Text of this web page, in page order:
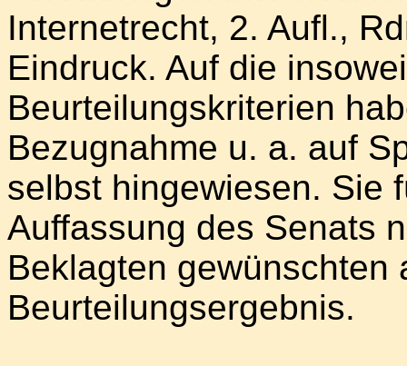
Internetrecht, 2. Aufl.,
Eindruck. Auf die
Beurteilungskriterien
Bezugnahme u. a. auf
selbst hingewiesen. Sie
Auffassung des Senats
Beklagten gewünschten
Beurteilungsergebnis.